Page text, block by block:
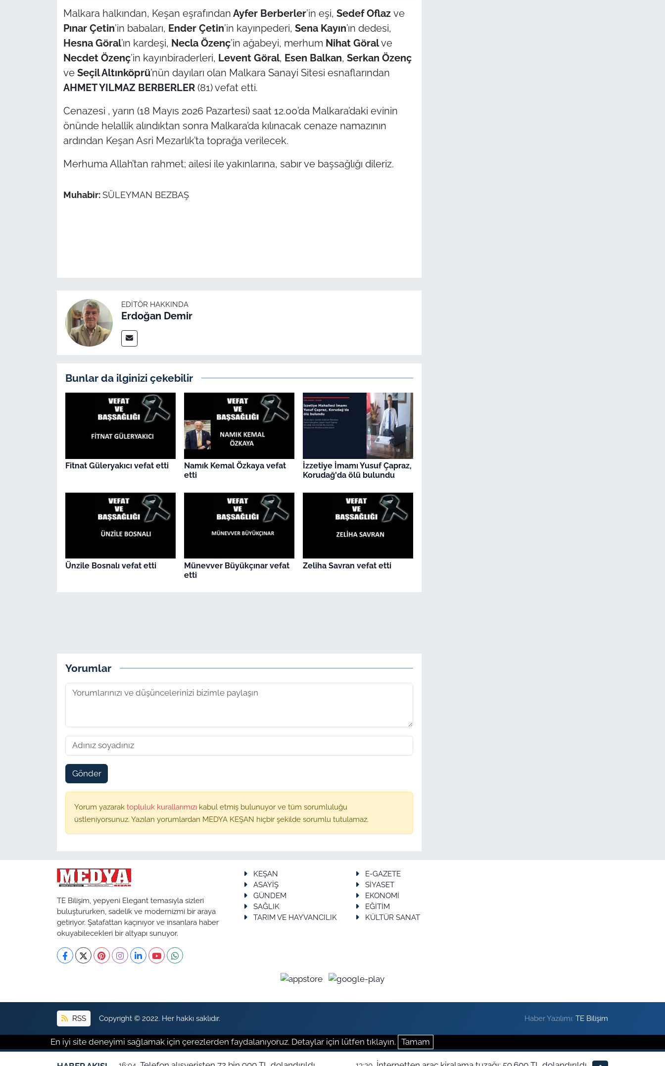
Malkara halkından, Keşan eşrafından Ayfer Berberler’in eşi, Sedef Oflaz ve
Pınar Çetin’in babaları, Ender Çetin’in kayınpederi, Sena Kayın’ın dedesi,
Hesna Göral’ın kardeşi, Necla Özenç’in ağabeyi, merhum Nihat Göralve
Necdet Özenç’in kayınbiraderleri, Levent Göral, Esen Balkan, Serkan Özenç
ve Seçil Altınköprü’nün dayıları olan Malkara Sanayi Sitesi esnaflarından
AHMET YILMAZ BERBERLER(81) vefat etti.
Cenazesi , yarın (18 Mayıs 2026 Pazartesi) saat 12.00’da Malkara’daki evinin
önünde helallik alındıktan sonra Malkara’da kılınacak cenaze namazının
ardından Keşan Asri Mezarlık’ta toprağa verilecek.
Merhuma Allah’tan rahmet; ailesi ile yakınlarına, sabır ve başsağlığı dileriz.
Muhabir: SÜLEYMAN BEZBAŞ
EDITÖR HAKKINDA
Erdoğan Demir
Bunlar da ilginizi çekebilir
Fitnat Güleryakıcı vefat etti
Namık Kemal Özkaya vefat
etti
İzzetiye İmamı Yusuf Çapraz,
Korudağ'da ölü bulundu
Ünzile Bosnalı vefat etti
Münevver Büyükçınar vefat
etti
Zeliha Savran vefat etti
Yorumlar
Gönder
Yorum yazarak topluluk kurallarımızı kabul etmiş bulunuyor ve tüm sorumluluğu
üstleniyorsunuz. Yazılan yorumlardan MEDYA KEŞAN hiçbir şekilde sorumlu tutulamaz.
TE Bilişim, yepyeni Elegant temasıyla sizleri
buluştururken, sadelik ve modernizmi bir araya
getiriyor. Şatafattan kaçınıyor ve insanlara haber
okuyabilecekleri bir altyapı sunuyor.
KEŞAN
E-GAZETE
ASAYİŞ
SİYASET
GÜNDEM
EKONOMİ
SAĞLIK
EĞİTİM
TARIM VE HAYVANCILIK
KÜLTÜR SANAT
RSS Copyright © 2022. Her hakkı saklıdır. Haber Yazılımı:TE Bilişim
En iyi site deneyimi sağlamak için çerezlerden faydalanıyoruz. Detaylar için lütfen tıklayın. Tamam
Flaş Haber
Dış Haberler
Gündem-Eğitim